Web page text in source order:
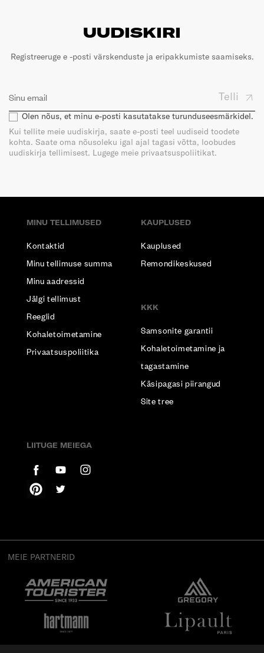
UUDISKIRI
Registreeruge e -posti värskenduste ja eripakkumiste saamiseks.
Telli
Olen nõus, et minu e-posti kasutatakse turunduseesmärkidel.
Kui tellite meie uudiskirja, saate e-posti teel uudiseid toodete
kohta. Saate oma nõusoleku igal ajal tagasi võtta, loobudes
uudiskirja tellimisest. Lugege meie privaatsuspoliitikat.
MINU TELLIMUSED
Kontaktid
Minu tellimuse summa
Minu aadressid
Jälgi tellimust
Reeglid
Kohaletoimetamine
Privaatsuspoliitika
KAUPLUSED
Kauplused
Remondikeskused
KKK
Samsonite garantii
Kohaletoimetamine ja
tagastamine
Käsipagasi piirangud
Site tree
LIITUGE MEIEGA
MEIE PARTNERID